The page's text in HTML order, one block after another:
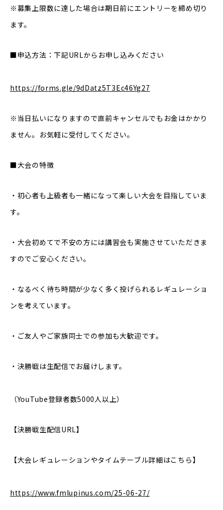
※募集上限数に達した場合は期日前にエントリーを締め切り
ます。
■申込方法：下記URLからお申し込みください
https://forms.gle/9dDatz5T3Ec46Yg27
※当日払いになりますので直前キャンセルでもお金はかかり
ません。お気軽に受付してください。
■大会の特徴
・初心者も上級者も一緒になって楽しい大会を目指していま
す。
・大会初めてで不安の方には講習会も実施させていただきま
すのでご安心ください。
・なるべく待ち時間が少なく多く投げられるレギュレーショ
ンを考えています。
・ご友人やご家族同士での参加も大歓迎です。
・決勝戦は生配信でお届けします。
（YouTube登録者数5000人以上）
【決勝戦生配信URL】
【大会レギュレーションやタイムテーブル詳細はこちら】
https://www.fmlupinus.com/25-06-27/